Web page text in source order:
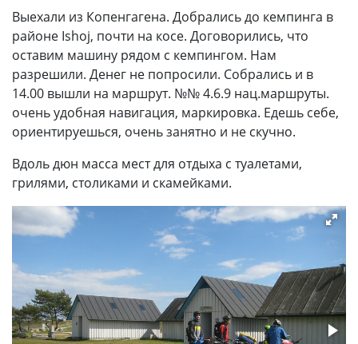
Выехали из Копенгагена. Добрались до кемпинга в
районе Ishoj, почти на косе. Договорились, что
оставим машину рядом с кемпингом. Нам
разрешили. Денег не попросили. Собрались и в
14.00 вышли на маршрут. №№ 4.6.9 нац.маршруты.
очень удобная навигация, маркировка. Едешь себе,
ориентируешься, очень занятно и не скучно.
Вдоль дюн масса мест для отдыха с туалетами,
грилями, столиками и скамейками.